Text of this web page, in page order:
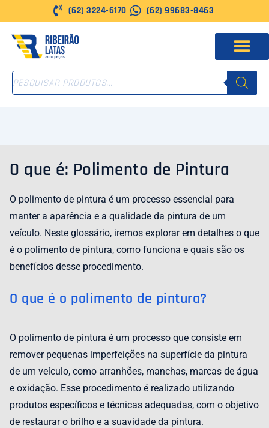
para
conteúdo
(62) 3224-6170 (62) 99683-8463
PESQUISAR
PRODUTOS
O que é: Polimento de Pintura
O polimento de pintura é um processo essencial para
manter a aparência e a qualidade da pintura de um
veículo. Neste glossário, iremos explorar em detalhes o que
é o polimento de pintura, como funciona e quais são os
benefícios desse procedimento.
O que é o polimento de pintura?
O polimento de pintura é um processo que consiste em
remover pequenas imperfeições na superfície da pintura
de um veículo, como arranhões, manchas, marcas de água
e oxidação. Esse procedimento é realizado utilizando
produtos específicos e técnicas adequadas, com o objetivo
de restaurar o brilho e a suavidade da pintura.